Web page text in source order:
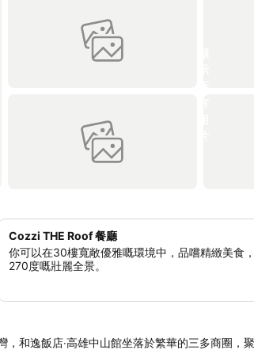
Cozzi THE Roof 餐廳
你可以在30樓寬敞優雅嘅環境中，品嚐精緻美食
270度嘅壯麗全景。